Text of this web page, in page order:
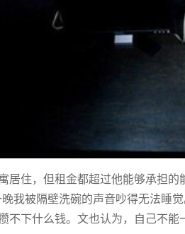
居住，但租金都超过他能够承担
我被隔壁洗碗的声音吵得无法睡
不下什么钱。文也认为，自己不能